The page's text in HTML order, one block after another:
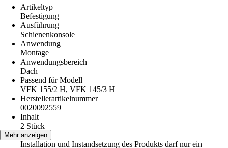
Artikeltyp
Befestigung
Ausführung
Schienenkonsole
Anwendung
Montage
Anwendungsbereich
Dach
Passend für Modell
VFK 155/2 H, VFK 145/3 H
Herstellerartikelnummer
0020092559
Inhalt
2 Stück
Hinweis
Installation und Instandsetzung des Produkts darf nur ein
Mehr anzeigen